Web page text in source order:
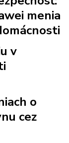
menia
v
o
cez